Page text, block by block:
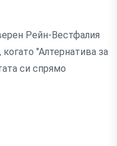
Рейн-Вестфалия
"Алтернатива за
си спрямо